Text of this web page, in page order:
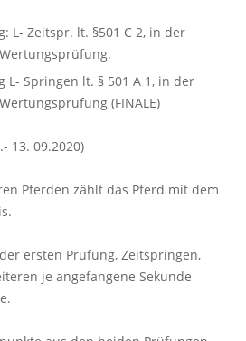
L- Zeitspr. lt. §501 C 2, in der
L- Springen lt. § 501 A 1, in der
(FINALE)
13. 09.2020)
Pferden zählt das Pferd mit dem
ersten Prüfung, Zeitspringen,
je angefangene Sekunde